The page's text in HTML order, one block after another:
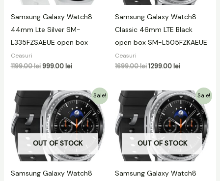
Samsung Galaxy Watch8
44mm Lte Silver SM-
L335FZSAEUE open box
Ceasuri
1199.00lei 999.00 lei
Samsung Galaxy Watch8
Classic 46mm LTE Black
open box SM-L505FZKAEUE
Ceasuri
1699.00lei1299.00 lei
Sale!
OUT OF STOCK
Samsung Galaxy Watch8
Prețul
inițial
a
fost:
1599.00 lei.
Prețul
curent
este:
1399.00 lei.
Sale!
OUT OF STOCK
Samsung Galaxy Watch8
Prețul
inițial
a
fost:
1699.00 lei.
Prețul
curent
este:
1599.00 lei.